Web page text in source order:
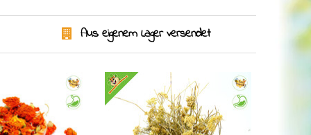
Aus eigenem Lager versendet